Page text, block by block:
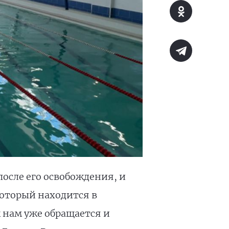
его освобождения, и
находится в
нам уже обращается и